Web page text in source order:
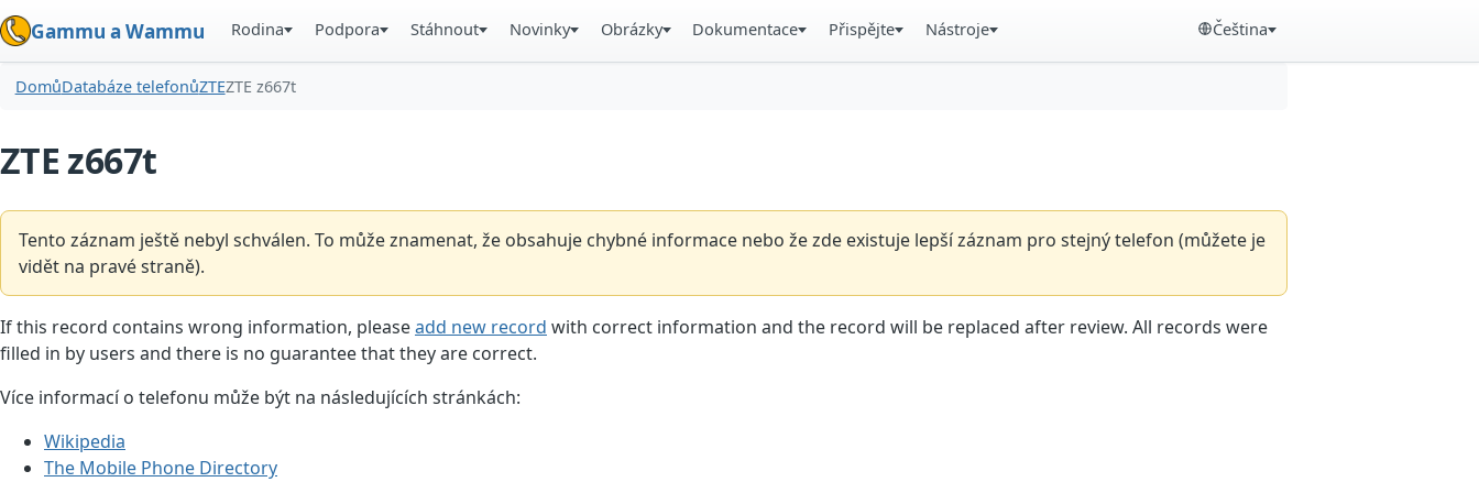
Gammu a Wammu Rodina Podpora Stáhnout Novinky Obrázky Dokumentace Přispějte Nástroje Čeština
DomůDatabáze telefonůZTEZTE z667t
ZTE z667t
Tento záznam ještě nebyl schválen. To může znamenat, že obsahuje chybné informace nebo že zde existuje lepší záznam pro stejný telefon (můžete je
vidět na pravé straně).
If this record contains wrong information, pleaseadd new record with correct information and the record will be replaced after review. All records were
filled in by users and there is no guarantee that they are correct.
Více informací o telefonu může být na následujících stránkách:
Wikipedia
The Mobile Phone Directory